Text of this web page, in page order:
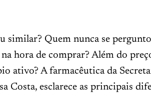
similar? Quem nunca se
hora de comprar? Além do
ativo? A farmacêutica da
Costa, esclarece as principais